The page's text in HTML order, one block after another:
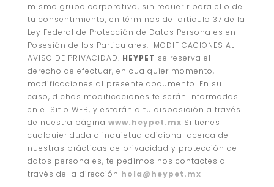
mismo grupo corporativo, sin requerir para ello de
tu consentimiento, en términos del artículo 37 de la
Ley Federal de Protección de Datos Personales en
Posesión de los Particulares. MODIFICACIONES AL
AVISO DE PRIVACIDAD. HEYPET se reserva el
derecho de efectuar, en cualquier momento,
modificaciones al presente documento. En su
caso, dichas modificaciones te serán informadas
en el Sitio WEB, y estarán a tu disposición a través
de nuestra página www.heypet.mx Si tienes
cualquier duda o inquietud adicional acerca de
nuestras prácticas de privacidad y protección de
datos personales, te pedimos nos contactes a
través de la dirección hola@heypet.mx